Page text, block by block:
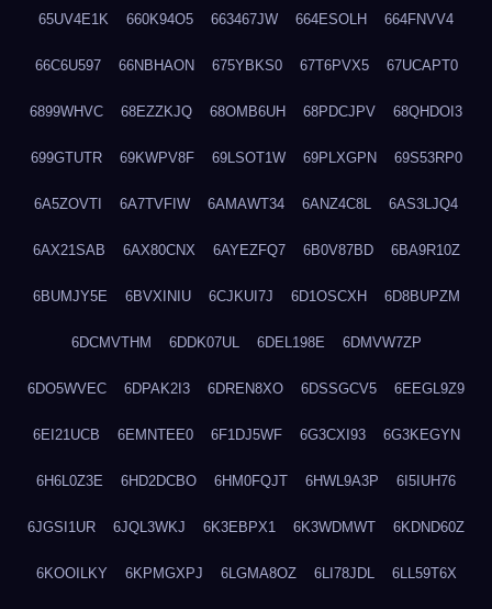
65UV4E1K 660K94O5 663467JW 664ESOLH 664FNVV4
66C6U597 66NBHAON 675YBKS0 67T6PVX5 67UCAPT0
6899WHVC 68EZZKJQ 68OMB6UH 68PDCJPV 68QHDOI3
699GTUTR 69KWPV8F 69LSOT1W 69PLXGPN 69S53RP0
6A5ZOVTI 6A7TVFIW 6AMAWT34 6ANZ4C8L 6AS3LJQ4
6AX21SAB 6AX80CNX 6AYEZFQ7 6B0V87BD 6BA9R10Z
6BUMJY5E 6BVXINIU 6CJKUI7J 6D1OSCXH 6D8BUPZM
6DCMVTHM 6DDK07UL 6DEL198E 6DMVW7ZP
6DO5WVEC 6DPAK2I3 6DREN8XO 6DSSGCV5 6EEGL9Z9
6EI21UCB 6EMNTEE0 6F1DJ5WF 6G3CXI93 6G3KEGYN
6H6L0Z3E 6HD2DCBO 6HM0FQJT 6HWL9A3P 6I5IUH76
6JGSI1UR 6JQL3WKJ 6K3EBPX1 6K3WDMWT 6KDND60Z
6KOOILKY 6KPMGXPJ 6LGMA8OZ 6LI78JDL 6LL59T6X